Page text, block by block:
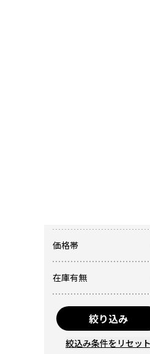
価格帯
在庫有無
絞り込み
絞込み条件をリセット